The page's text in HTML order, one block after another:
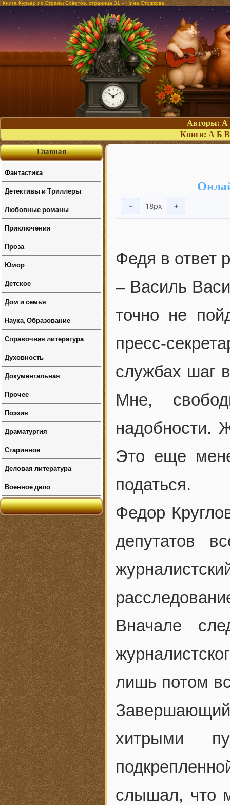
Книга Курьер из Страны Советов, страница 31 – Нина Стожкова
Авторы: А
Книги: А Б В
− 18px +
Федя в ответ
– Василь
точно не
пресс-
службах шаг
Мне,
надобности.
Это еще
податься.
Федор
депутатов
Вначале
лишь потом
хитрыми
слышал, что
Главная
Фантастика
Детективы и Триллеры
Любовные романы
Приключения
Проза
Юмор
Детское
Дом и семья
Наука, Образование
Справочная литература
Духовность
Документальная
Прочее
Поэзия
Драматургия
Старинное
Деловая литература
Военное дело